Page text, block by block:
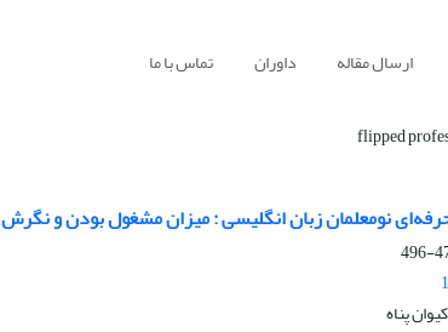
ارسال مقاله داوران تماس با ما
flipped
نومعلمان زبان انگلیسی : میزان مشغول بودن و نگرش
پناه